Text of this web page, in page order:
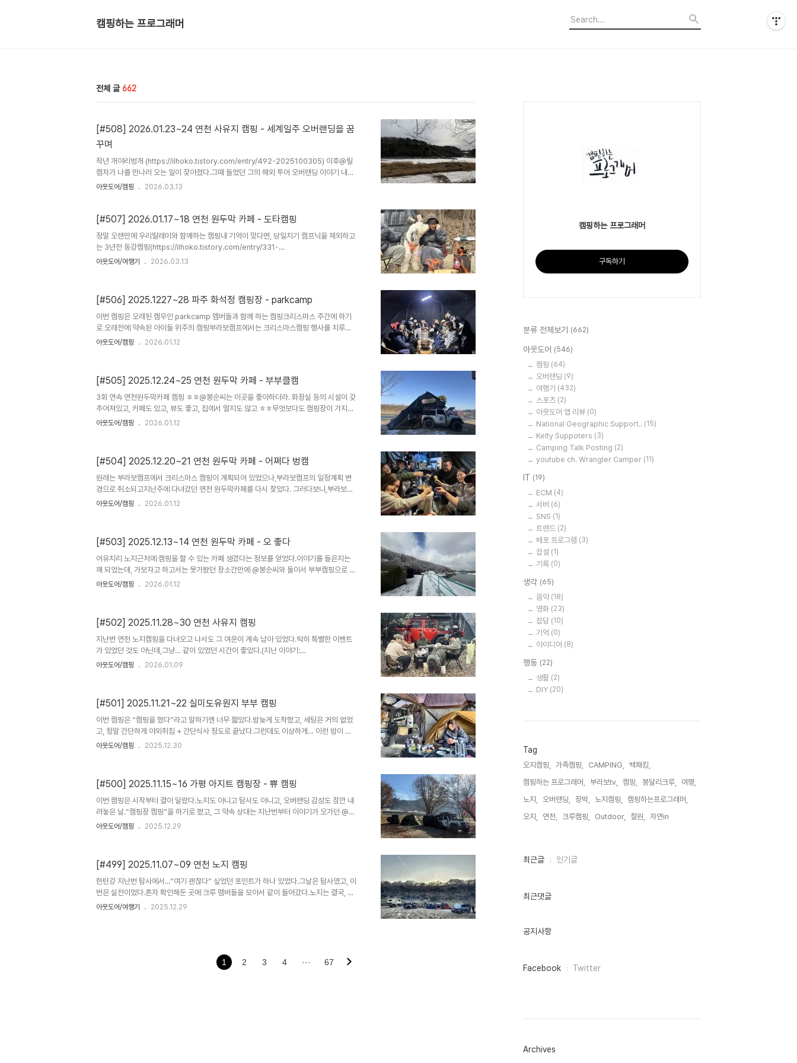
캠핑하는 프로그래머
전체 글 662
[#508] 2026.01.23~24 연천 사유지 캠핑 - 세계일주 오버랜딩을 꿈
꾸며
작년 개야리벙개 (https://ilhoko.tistory.com/entry/492-2025100305) 이후@릴
캠차가 나를 만나러 오는 일이 잦아졌다.그때 들었던 그의 해외 투어 오버랜딩 이야기 내가
오래전부터 생각했던 로망그것을 현실로 구체화하는 이야기부럽지만 아직 내 이야기는 아
아웃도어/캠핑 2026.03.13
[#507] 2026.01.17~18 연천 원두막 카페 - 도타캠핑
정말 오랜만에 우리딸래미와 함께하는 캠핑내 기억이 맞다면, 당일치기 캠프닉을 제외하고
는 3년전 동강캠핑(https://ilhoko.tistory.com/entry/331-
2023010708%EB%8F%99%EA%B0%95%EC%9E%90%EC%97%B0%ED%
나의 도타 아이가 어릴적 함께했던 추억과는 조금은 다른 느낌이지만 이제는 아빠 친구들과
어울려도 즐겁게 함께할 수 있는 성인이 되어서도 아빠랑 함께 놀아줘서 고마워 짧게 마친
1박후엔 딸래미와 둘이 인근에서 임도투..
아웃도어/여행기 2026.03.13
[#506] 2025.1227~28 파주 화석정 캠핑장 - parkcamp
이번 캠핑은 오래된 캠우인 parkcamp 멤버들과 함께 하는 캠핑크리스마스 주간에 하기
로 오래전에 약속된 아이들 위주의 캠핑부라보캠프에서는 크리스마스캠핑 행사를 치루는
날인데, 어쩔 수 없이 불참이야기가 다 되고 정리해서 이렇게 진행하는것이긴 하지만 마음
부터 매년 함께 캠핑을 해온 오랜 친구들 ㅎㅎ비록 연에 한번 두번 볼까말까 하지만 함께하
면 너무 좋은 아이들 벌써 아이들이 곧 성인이 된다니 ㅎㅎ세월이 참... 그동안 parkcamp
과 함께 했..
아웃도어/캠핑 2026.01.12
[#505] 2025.12.24~25 연천 원두막 카페 - 부부클캠
3회 연속 연천원두막카페 캠핑 ㅎㅎ@봉순씨는 이곳을 좋아하더라. 화장실 등의 시설이 갖
추어져있고, 카페도 있고, 뷰도 좋고, 집에서 멀지도 않고 ㅎㅎ무엇보다도 캠핑장이 가지고
있는 입퇴실시간 준수 및 기타 여러가지 제약사항이 없다는 것거기에 편의시설에 어느정도
https://kko.to/IGtXXJxWH3 어락경기 연천군 전곡읍 평화로861번길
49map.kakao.com 이번 캠핑의 풀스토리는 유튜브에 업로드한 영상을 보시
라!https:/..
아웃도어/캠핑 2026.01.12
[#504] 2025.12.20~21 연천 원두막 카페 - 어쩌다 벙캠
원래는 부라보캠프에서 크리스마스 캠핑이 계획되어 있었으나,부라보캠프의 일정계획 변
경으로 취소되고지난주에 다녀갔던 연천 원두막카페를 다시 찾았다. 그러다보니,부라보캠
프에 함께 하려고 했던 크루멤버들이 이곳에 모이게 되었고 ㅎㅎ 우리들만의 즐거운 시간을
아웃도어/캠핑 2026.01.12
[#503] 2025.12.13~14 연천 원두막 카페 - 오 좋다
어유지리 노지근처에 캠핑을 할 수 있는 카페 생겼다는 정보를 얻었다.이야기를 들은지는
꽤 되었는데, 가보자고 하고서는 못가봤던 장소간만에 @봉순씨와 둘이서 부부캠핑으로 가
볍게 다녀올 생각으로 찾아간 곳연천 원두막카페우연히 만나기를 매우 자주 하고 있는 @
닝룸과 루프탑텐틀를 결합하고, 어닝룸에 난로를 통한 난방으로 루프탑 텐트 난방을 함께하
는 실전 테스트!결과는 만족스러움. 아주 따뜻했다 ㅎㅎ @바밤바님과 @답설님 일행들과
즐거운 수다시간도 함께하..
아웃도어/캠핑 2026.01.12
[#502] 2025.11.28~30 연천 사유지 캠핑
지난번 연천 노지캠핑을 다녀오고 나서도 그 여운이 계속 남아 있었다.딱히 특별한 이벤트
가 있었던 것도 아닌데,그냥… 같이 있었던 시간이 좋았다.(지난 이야기:
https://ilhoko.tistory.com/entry/499-2025110709)사람 없는 곳에서, 우리들만
이는 공간도 아니고,노지처럼 ‘언제 누가 올지 모르는’ 긴장도 없다.그 경계에 서 있는 느낌.
그리고 그 경계 안에서는,정말로 우리들끼리만 존재한다. 차를 세우고, 자리를 잡..
아웃도어/캠핑 2026.01.09
[#501] 2025.11.21~22 실미도유원지 부부 캠핑
이번 캠핑은 “캠핑을 했다”라고 말하기엔 너무 짧았다.밤늦게 도착했고, 세팅은 거의 없었
고, 정말 간단하게 야외취침 + 간단식사 정도로 끝났다.그런데도 이상하게… 이런 밤이 오
히려 더 선명하게 남는다.아마, 내가 매주 캠핑을 하게 되는 이유가이런 짧은 캠핑 안에 더
로 했다.이런 밤엔 오히려 캠핑이 더 단순해진다.장비가 줄어드는 만큼, 생각도 줄어든다.
나는 알레르기 비염이 있다.어릴 때부터 쭉 그랬고, 어떤 날은 코 때문에 잠이 깨고어떤 날..
아웃도어/캠핑 2025.12.30
[#500] 2025.11.15~16 가평 아지트 캠핑장 - 쀼 캠핑
이번 캠핑은 시작부터 결이 달랐다.노지도 아니고 탐사도 아니고, 오버랜딩 감성도 잠깐 내
려놓은 날.“캠핑장 캠핑”을 하기로 했고, 그 약속 상대는 지난번부터 이야기가 오가던 @프
리버드 @꼬꼬캠핑 부부였다.쀼 = 부부.그 말 하나에 이번 캠핑의 분위기가 다 들어있었던
미 아니까.캠핑장 캠핑은 ‘할 일’이 줄어든다. 그래서 ‘할 수 있는 이야기’가 늘어난다. 오늘
은 그 안정감이 필요했던 날이었다. 천천히 시작하는 아침. 이것..
아웃도어/캠핑 2025.12.29
[#499] 2025.11.07~09 연천 노지 캠핑
한탄강 지난번 탐사에서...“여기 괜찮다” 싶었던 포인트가 하나 있었다.그날은 탐사였고, 이
번은 실전이었다.혼자 확인해둔 곳에 크루 멤버들을 모아서 같이 들어갔다.노지는 결국, 사
람이 많아질수록 운영이 중요해진다. #첫째날 오랜만에 모이는 얼굴들. 시작부터 이미 분위
아웃도어/여행기 2025.12.29
1 2 3 4 ··· 67
캠핑하는 프로그래머
구독하기
분류 전체보기 (662)
아웃도어 (546)
캠핑 (64)
오버랜딩 (9)
여행기 (432)
스포츠 (2)
아웃도어 앱 리뷰 (0)
National Geographic Support.. (15)
Kelty Suppoters (3)
Camping Talk Posting (2)
youtube ch. Wrangler Camper (11)
IT (19)
ECM (4)
서버 (6)
SNS (1)
트렌드 (2)
배포 프로그램 (3)
잡설 (1)
기록 (0)
생각 (65)
음악 (18)
영화 (23)
잡담 (10)
기억 (0)
아이디어 (8)
행동 (22)
생활 (2)
DIY (20)
Tag
오지캠핑, 가족캠핑, CAMPING,
백패킹,
캠핑하는 프로그래머,
부라보tv, 캠핑, 봉달리크루,
여행,
노지,
오버랜딩, 장박, 노지캠핑,
캠핑하는프로그래머,
오지,
연천, 크루캠핑, Outdoor, 철원, 자연in,
최
인
최근글 인기글
최근댓글
공지사항
페
그
Facebook Twitter
Archives